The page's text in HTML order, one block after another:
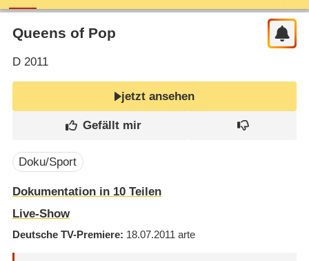
Queens of Pop
D2011
jetzt ansehen
Doku/Sport
Dokumentation in 10 Teilen
Live-Show
Deutsche TV-Premiere 18.07.2011 arte